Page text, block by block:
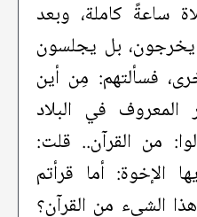
ساعةً كاملة، وبعد
يخرجون، بل يجلسون
فسألتهم: مِن أين
في البلاد
من القرآن.. قلت:
الإخوة: أما قرأتم
الشيء من القرآن؟